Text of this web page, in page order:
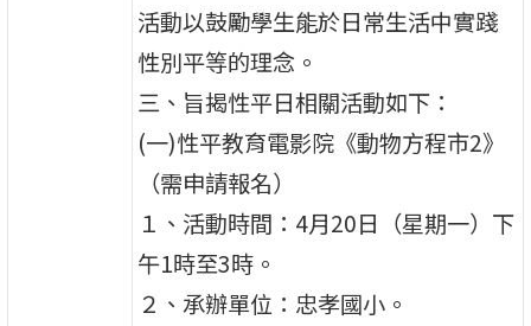
活動以鼓勵學生能於日常生活中實踐
性別平等的理念。
三、旨揭性平日相關活動如下：
(一)性平教育電影院《動物方程市2》
（需申請報名）
１、活動時間：4月20日（星期一）下
午1時至3時。
２、承辦單位：忠孝國小。